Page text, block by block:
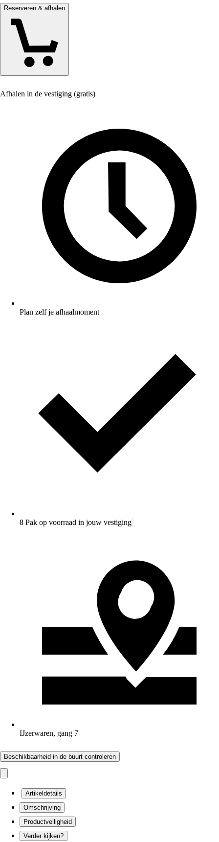
Reserveren & afhalen
Afhalen in de vestiging (gratis)
Plan zelf je afhaalmoment
8 Pak op voorraad in jouw vestiging
IJzerwaren, gang 7
Beschikbaarheid in de buurt controleren
Artikeldetails
Omschrijving
Productveiligheid
Verder kijken?